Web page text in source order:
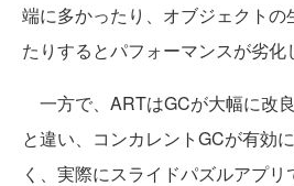
端に多かったり、オブジェクトの
たりするとパフォーマンスが劣化
一方で、ARTはGCが大幅に改
と違い、コンカレントGCが有効
く、実際にスライドパズルアプリ